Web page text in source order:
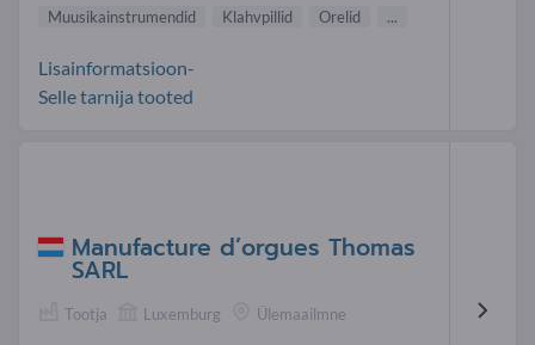
Muusikainstrumendid Klahvpillid Orelid ...
Lisainformatsioon-
Selle tarnija tooted
Manufacture d’orgues Thomas
SARL
Tootja Luxemburg Ülemaailmne